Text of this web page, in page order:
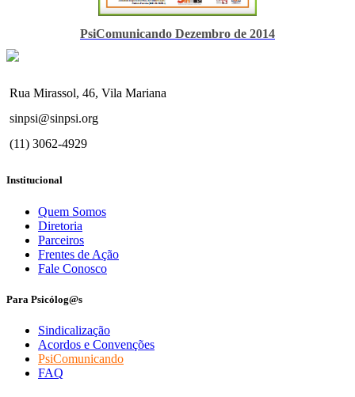
PsiComunicando Dezembro de 2014
Rua Mirassol, 46, Vila Mariana
sinpsi@sinpsi.org
(11) 3062-4929
Institucional
Quem Somos
Diretoria
Parceiros
Frentes de Ação
Fale Conosco
Para Psicólog@s
Sindicalização
Acordos e Convenções
PsiComunicando
FAQ